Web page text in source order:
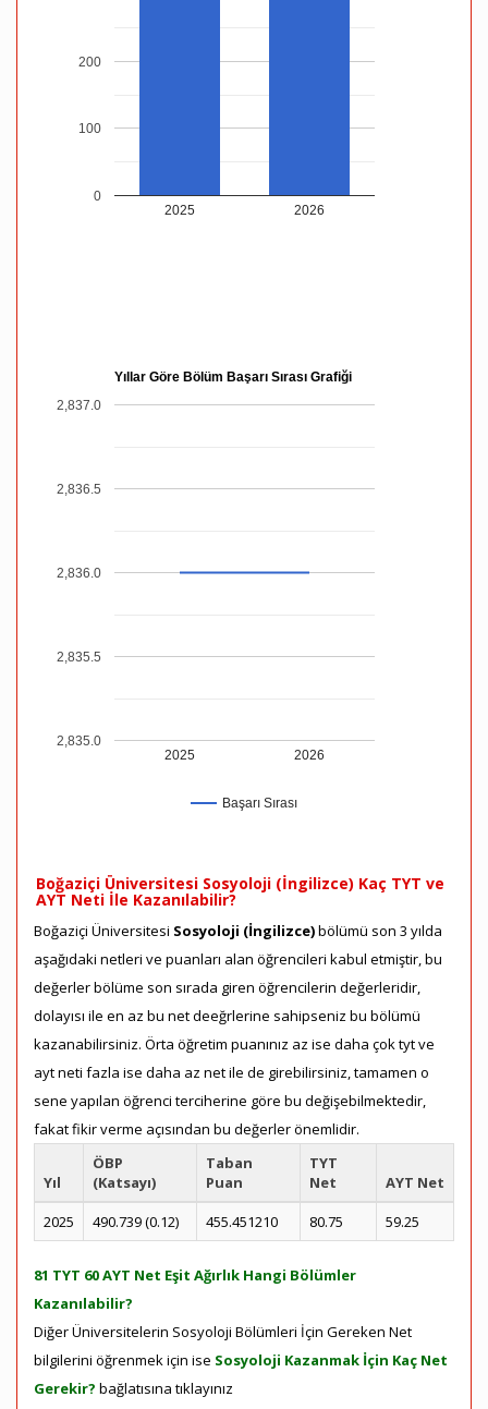
2025 2026
0
100
200
Yıllar Göre Bölüm Başarı Sırası Grafiği
Başarı Sırası
2025 2026
2,835.0
2,835.5
2,836.0
2,836.5
2,837.0
Boğaziçi Üniversitesi Sosyoloji (İngilizce) Kaç TYT ve
AYT Neti İle Kazanılabilir?
Boğaziçi Üniversitesi Sosyoloji (İngilizce)bölümü son 3 yılda
aşağıdaki netleri ve puanları alan öğrencileri kabul etmiştir, bu
değerler bölüme son sırada giren öğrencilerin değerleridir,
dolayısı ile en az bu net deeğrlerine sahipseniz bu bölümü
kazanabilirsiniz. Örta öğretim puanınız az ise daha çok tyt ve
ayt neti fazla ise daha az net ile de girebilirsiniz, tamamen o
sene yapılan öğrenci terciherine göre bu değişebilmektedir,
fakat fikir verme açısından bu değerler önemlidir.
Yıl
ÖBP
(Katsayı)
Taban
Puan
TYT
Net
AYT Net
2025
490.739 (0.12) 455.451210 80.75 59.25
81 TYT 60 AYT Net Eşit Ağırlık Hangi Bölümler
Kazanılabilir?
Diğer Üniversitelerin Sosyoloji Bölümleri İçin Gereken Net
bilgilerini öğrenmek için ise Sosyoloji Kazanmak İçin Kaç Net
Gerekir? bağlatısına tıklayınız